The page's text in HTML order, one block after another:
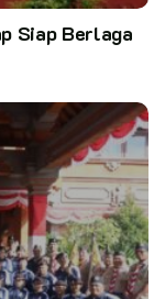
Siap Berlaga